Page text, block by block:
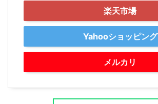
楽天市場
Yahooショッピング
メルカリ